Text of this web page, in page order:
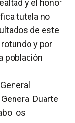
y el honor
tutela no
de este
y por
población
Duarte
los